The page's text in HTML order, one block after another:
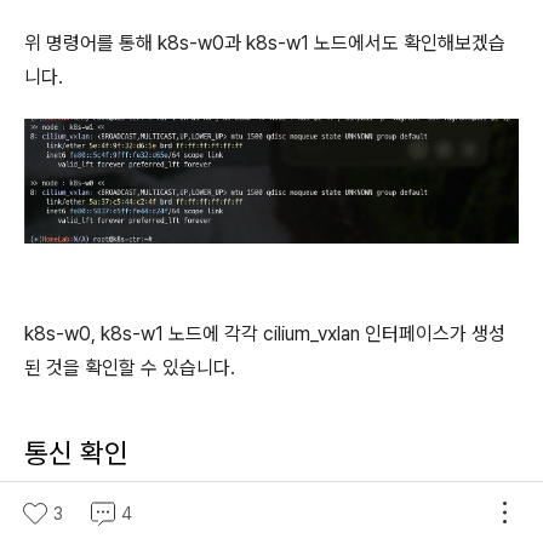
위 명령어를 통해 k8s-w0과 k8s-w1 노드에서도 확인해보겠습
니다.
k8s-w0, k8s-w1 노드에 각각 cilium_vxlan 인터페이스가 생성
된 것을 확인할 수 있습니다.
통신 확인
위에서 진행했던 pod 통신 실습에서는 node의 대역이 다르기 때
3 4